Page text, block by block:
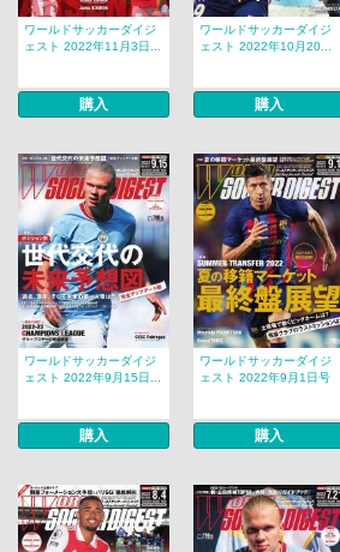
ワールドサッカーダイジ
ェスト 2022年11月3日...
購入
ワールドサッカーダイジ
ェスト 2022年10月20...
購入
ワールドサッカーダイジ
ェスト 2022年9月15日...
購入
ワールドサッカーダイジ
ェスト 2022年9月1日号
購入